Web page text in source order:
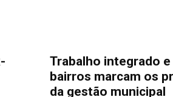
Trabalho integrado
bairros marcam os
da gestão municipal